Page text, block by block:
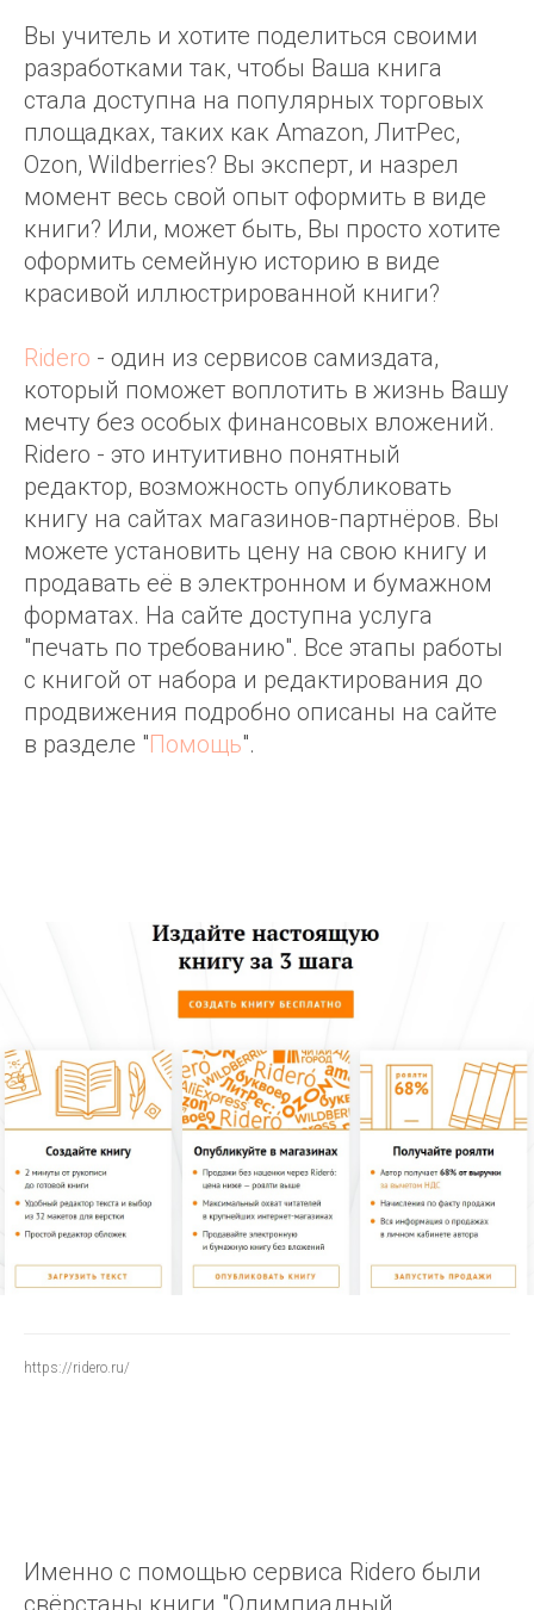
Вы учитель и хотите поделиться своими
разработками так, чтобы Ваша книга
стала доступна на популярных торговых
площадках, таких как Amazon, ЛитРес,
Ozon, Wildberries? Вы эксперт, и назрел
момент весь свой опыт оформить в виде
книги? Или, может быть, Вы просто хотите
оформить семейную историю в виде
красивой иллюстрированной книги?
Ridero - один из сервисов самиздата,
который поможет воплотить в жизнь Вашу
мечту без особых финансовых вложений.
Ridero - это интуитивно понятный
редактор, возможность опубликовать
книгу на сайтах магазинов-партнёров. Вы
можете установить цену на свою книгу и
продавать её в электронном и бумажном
форматах. На сайте доступна услуга
"печать по требованию". Все этапы работы
с книгой от набора и редактирования до
продвижения подробно описаны на сайте
в разделе "Помощь".
https://ridero.ru/
Именно с помощью сервиса Ridero были
свёрстаны книги "Олимпиадный